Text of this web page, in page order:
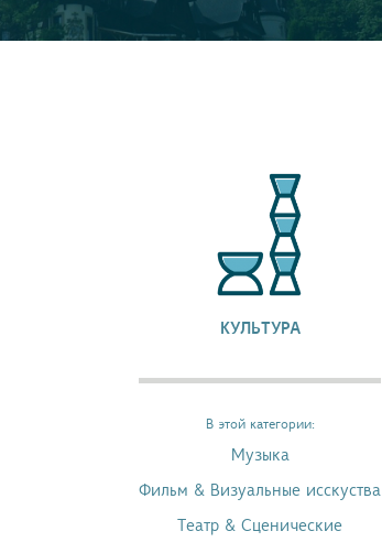
КУЛЬТУРА
В этой категории:
Музыка
Фильм & Визуальные исскуства
Театр & Сценические